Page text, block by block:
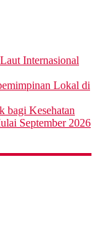
Internasional
Lokal di
bagi Kesehatan
September 2026